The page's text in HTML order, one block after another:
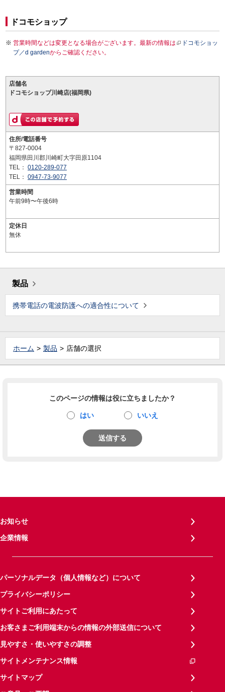
ドコモショップ
営業時間などは変更となる場合がございます。最新の情報は
ドコモショッ
プ／d gardenからご確認ください。
店舗名
ドコモショップ川崎店(福岡県)
住所/電話番号
〒827-0004
福岡県田川郡川崎町大字田原1104
TEL： 0120-289-077
TEL： 0947-73-9077
営業時間
午前9時〜午後6時
定休日
無休
製品
携帯電話の電波防護への適合性について
ホーム 製品 店舗の選択
このページの情報は役に立ちましたか？
はい いいえ
送信する
お知らせ
企業情報
パーソナルデータ（個人情報など）について
プライバシーポリシー
サイトご利用にあたって
お客さまご利用端末からの情報の外部送信について
見やすさ・使いやすさの調整
サイトメンテナンス情報
サイトマップ